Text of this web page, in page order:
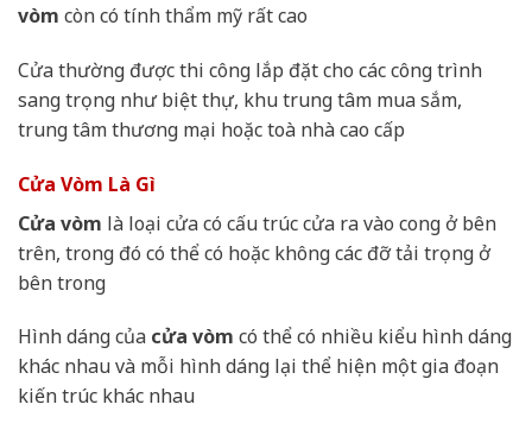
vòm còn có tính thẩm mỹ rất cao
Cửa thường được thi công lắp đặt cho các công trình
sang trọng như biệt thự, khu trung tâm mua sắm,
trung tâm thương mại hoặc toà nhà cao cấp
Cửa Vòm Là Gì
Cửa vòm là loại cửa có cấu trúc cửa ra vào cong ở bên
trên, trong đó có thể có hoặc không các đỡ tải trọng ở
bên trong
Hình dáng của cửa vòm có thể có nhiều kiểu hình dáng
khác nhau và mỗi hình dáng lại thể hiện một gia đoạn
kiến trúc khác nhau